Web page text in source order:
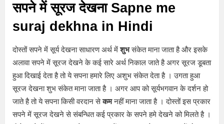
सपने में सूरज देखना Sapne me
suraj dekhna in Hindi
दोस्तों सपने में सूर्य देखना साधारण अर्थ मेंशुभसंकेत माना जाता है और इसके
अलावा सपने में सूरज देखने के कई सारे अर्थ निकाल जाते है अगर सूरज डूबता
हुआ दिखाई देता है तो ये सपना हमारे लिए अशुभ संकेत देता है । उगता हुआ
सूरज देखना शुभ संकेत माना जाता है । अगर आप को सूर्यभगवान के दर्शन हो
जाते है तो ये सपना किसी वरदान सेकमनहीं माना जाता है । दोस्तों इस प्रकार
सपने में सूरज देखने से संबन्धित कई प्रकार के सपने हमे देखने को मिलते है ।